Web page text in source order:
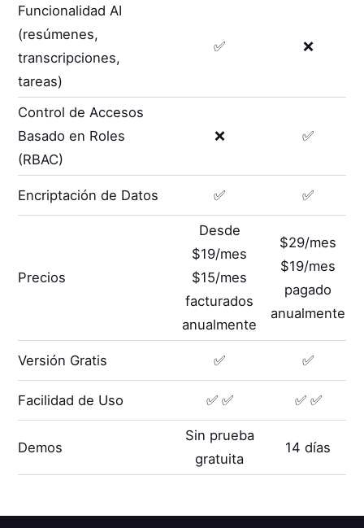
Funcionalidad AI
(resúmenes,
transcripciones,
tareas)
✅ ❌
Control de Accesos
Basado en Roles
(RBAC)
❌ ✅
Encriptación de Datos ✅ ✅
Precios
Desde
$19/mes
$15/mes
facturados
anualmente
$29/mes
$19/mes
pagado
anualmente
Versión Gratis ✅ ✅
Facilidad de Uso ✅ ✅ ✅ ✅
Demos
Sin prueba
gratuita
14 días